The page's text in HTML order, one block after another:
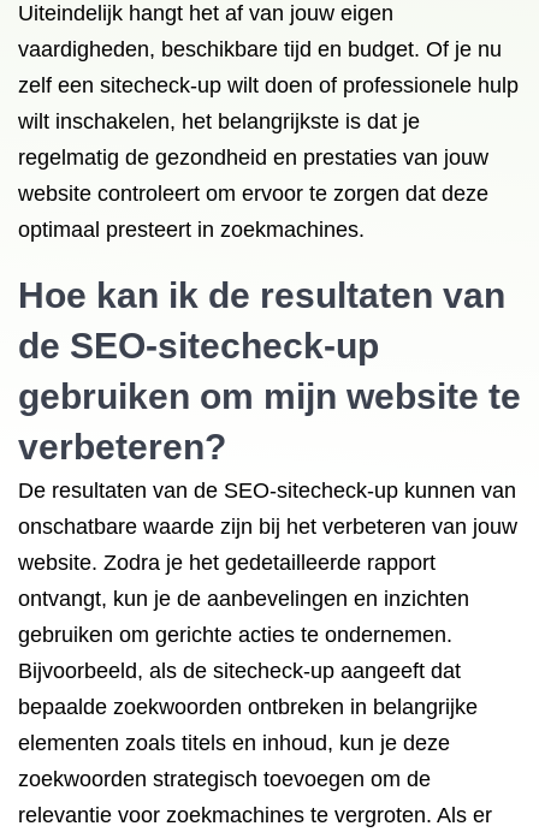
Uiteindelijk hangt het af van jouw eigen
vaardigheden, beschikbare tijd en budget. Of je nu
zelf een sitecheck-up wilt doen of professionele hulp
wilt inschakelen, het belangrijkste is dat je
regelmatig de gezondheid en prestaties van jouw
website controleert om ervoor te zorgen dat deze
optimaal presteert in zoekmachines.
Hoe kan ik de resultaten van
de SEO-sitecheck-up
gebruiken om mijn website te
verbeteren?
De resultaten van de SEO-sitecheck-up kunnen van
onschatbare waarde zijn bij het verbeteren van jouw
website. Zodra je het gedetailleerde rapport
ontvangt, kun je de aanbevelingen en inzichten
gebruiken om gerichte acties te ondernemen.
Bijvoorbeeld, als de sitecheck-up aangeeft dat
bepaalde zoekwoorden ontbreken in belangrijke
elementen zoals titels en inhoud, kun je deze
zoekwoorden strategisch toevoegen om de
relevantie voor zoekmachines te vergroten. Als er